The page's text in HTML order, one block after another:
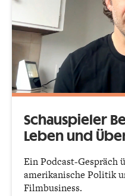
Schauspieler
Leben und
Ein Podcast-Gespräch
amerikanische Politik
Filmbusiness.